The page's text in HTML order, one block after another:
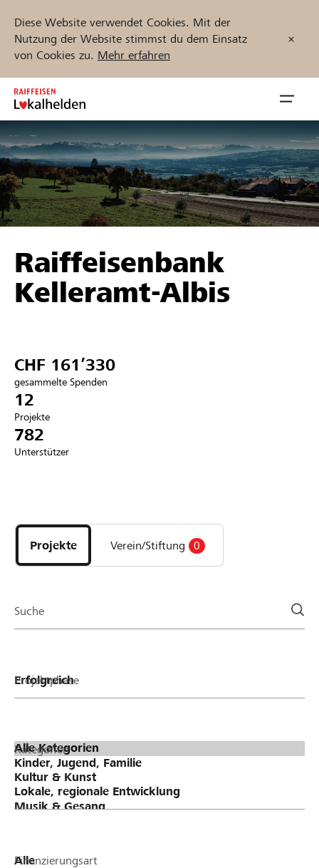
Diese Website verwendet Cookies. Mit der
Nutzung der Website stimmst du dem Einsatz
von Cookies zu. Mehr erfahren
Zum
Inhalt
springen
öffnen
Unterstützen
Hilfe & Support
Anmelden
Projekte und Organisationen finden
Jetzt starten
DE FR IT
Raiffeisenbank
Kelleramt-Albis
CHF 161’330
gesammelte Spenden
12
Projekte
782
Unterstützer
Projekte
und
Organisationen
Projekte Verein/Stiftung 0
Suche
Projektphase
Kategorien
Finanzierungsart